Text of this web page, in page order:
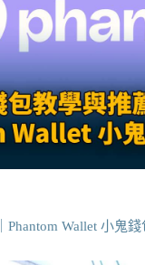
Phantom Wallet 小鬼